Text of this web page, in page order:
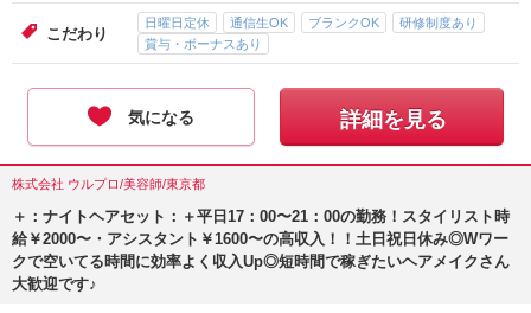
こだわり
日曜日定休 通信生OK ブランクOK
研修制度あり
賞与・ボーナスあり
気になる 詳細を見る
株式会社 ウルプロ/美容師/東京都
＋：ナイトヘアセット：＋平日17：00〜21：00の勤務！スタイリスト時
給￥2000〜・アシスタント￥1600〜の高収入！！土日祝日休み◎Wワー
クで空いてる時間に効率よく収入Up◎短時間で稼ぎたいヘアメイクさん
大歓迎です♪